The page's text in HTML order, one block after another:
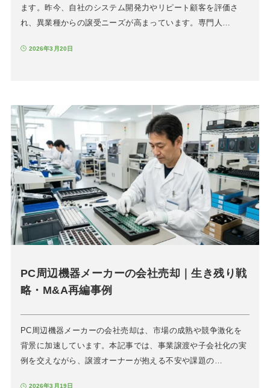
ます。昨今、自社のシステム開発力やリピート顧客を評価さ
れ、異業種からの譲受ニーズが高まっています。専門人…
2026年3月20日
PC周辺機器メーカーの会社売却｜生き残り戦
略・M&A再編事例
PC周辺機器メーカーの会社売却は、市場の成熟や競争激化を
背景に加速しています。本記事では、事業譲渡や子会社化の実
例を交えながら、譲渡オーナーが抱える不安や課題の…
2026年3月19日